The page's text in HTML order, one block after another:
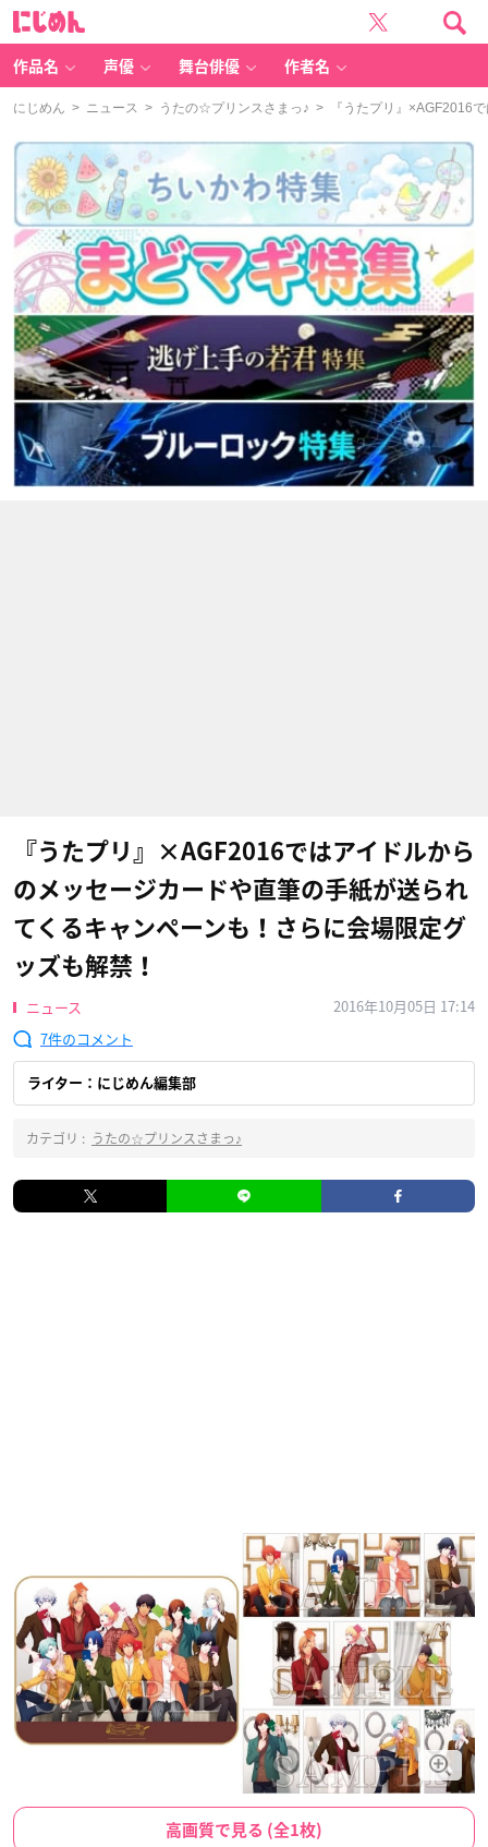
作品名 声優 舞台俳優 作者名
にじめん > ニュース > うたの☆プリンスさまっ♪ > 『うたプリ』×AGF2016
『うたプリ』×AGF2016ではアイドルから
のメッセージカードや直筆の手紙が送られ
てくるキャンペーンも！さらに会場限定グ
ッズも解禁！
ニュース
2016年10月05日 17:14
7
ライター：にじめん編集部
カテゴリ : うたの☆プリンスさまっ♪
高画質で見る (全1枚)